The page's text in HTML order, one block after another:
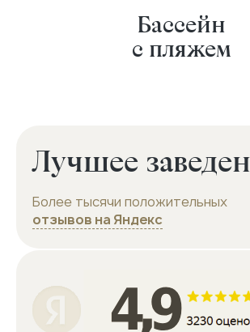
Бассейн
с пляжем
Лучшее
Более тысячи положительных
отзывов на Яндекс